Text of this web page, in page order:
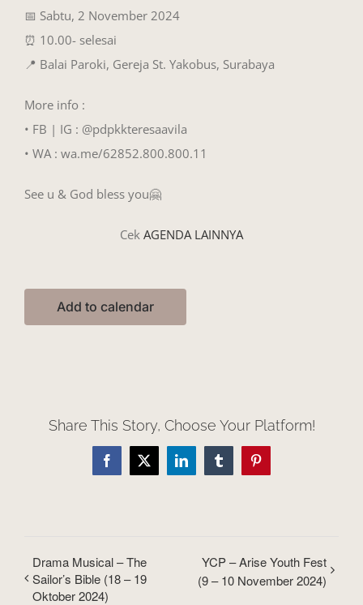
📅 Sabtu, 2 November 2024
⏰ 10.00- selesai
📍 Balai Paroki, Gereja St. Yakobus, Surabaya
More info :
• FB | IG : @pdpkkteresaavila
• WA : wa.me/62852.800.800.11
See u & God bless you🤗
Cek AGENDA LAINNYA
Add to calendar
Share This Story, Choose Your Platform!
Facebook
X LinkedInTumblrPinterest
Drama Musical – The
Sailor’s Bible (18 – 19
Oktober 2024)
YCP – Arise Youth Fest
(9 – 10 November 2024)